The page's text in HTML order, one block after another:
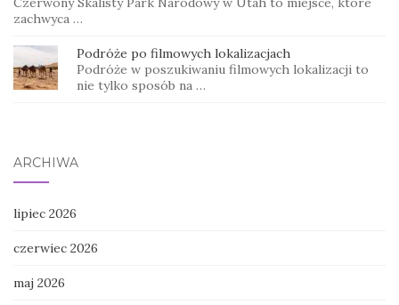
zachwyca …
Podróże po filmowych lokalizacjach
Podróże w poszukiwaniu filmowych lokalizacji to
nie tylko sposób na …
ARCHIWA
lipiec 2026
czerwiec 2026
maj 2026